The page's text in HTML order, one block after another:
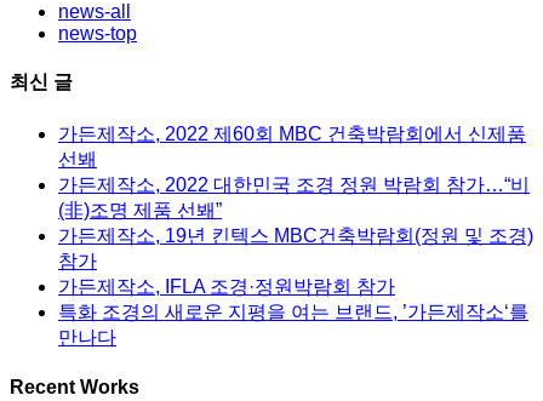
news-all
news-top
최신 글
가든제작소, 2022 제60회 MBC 건축박람회에서 신제품
선봬
가든제작소, 2022 대한민국 조경 정원 박람회 참가…“비
(非)조명 제품 선봬”
가든제작소, 19년 킨텍스 MBC건축박람회(정원 및 조경)
참가
가든제작소, IFLA 조경·정원박람회 참가
특화 조경의 새로운 지평을 여는 브랜드, ’가든제작소‘를
만나다
Recent Works